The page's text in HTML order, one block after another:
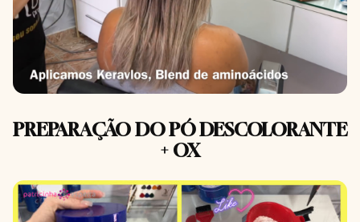
PREPARAÇÃO DO PÓ DESCOLORANTE
+ OX